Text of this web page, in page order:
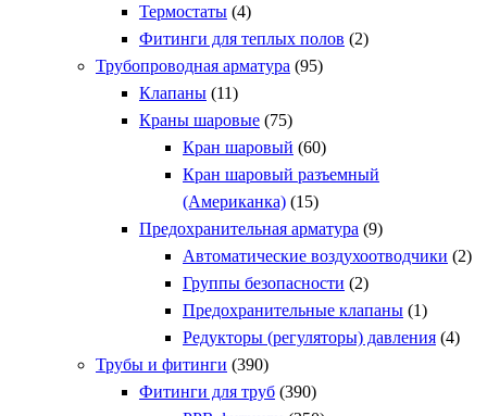
Термостаты (4)
Фитинги для теплых полов (2)
Трубопроводная арматура (95)
Клапаны (11)
Краны шаровые (75)
Кран шаровый (60)
Кран шаровый разъемный
(Американка) (15)
Предохранительная арматура (9)
Автоматические воздухоотводчики (2)
Группы безопасности (2)
Предохранительные клапаны (1)
Редукторы (регуляторы) давления (4)
Трубы и фитинги (390)
Фитинги для труб (390)